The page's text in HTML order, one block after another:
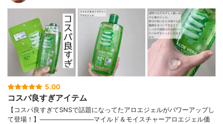
5.00
コスパ良すぎアイテム
【コスパ良すぎてSNSで話題になってたアロエジェルがパワーアップし
て登場！】────────────マイルド＆モイスチャーアロエジェル価